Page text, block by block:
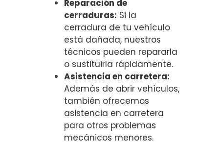
Reparación de
cerraduras: Si la
cerradura de tu vehículo
está dañada, nuestros
técnicos pueden repararla
o sustituirla rápidamente.
Asistencia en carretera:
Además de abrir vehículos,
también ofrecemos
asistencia en carretera
para otros problemas
mecánicos menores.